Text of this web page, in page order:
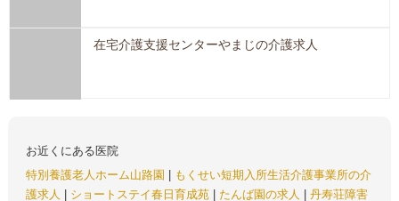
在宅介護支援センターやまじの介護求人
お近くにある医院
特別養護老人ホーム山路園
もくせい短期入所生活介護事業所の介
護求人
ショートステイ春日育成苑 たんば園の求人
丹寿荘障害